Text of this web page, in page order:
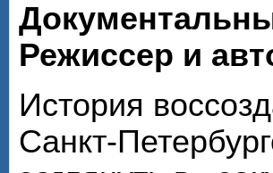
Режиссер и
История
Санкт-